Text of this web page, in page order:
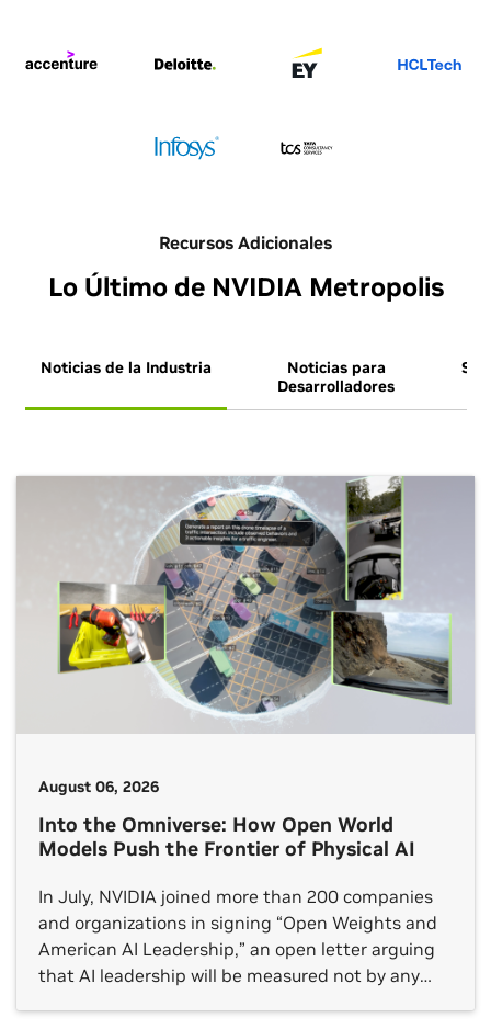
Recursos Adicionales
Lo Último de NVIDIA Metropolis
Noticias de la Industria
Noticias para
Desarrolladores
August 06, 2026
Into the Omniverse: How Open World
Models Push the Frontier of Physical AI
In July, NVIDIA joined more than 200 companies
and organizations in signing “Open Weights and
American AI Leadership,” an open letter arguing
that AI leadership will be measured not by any